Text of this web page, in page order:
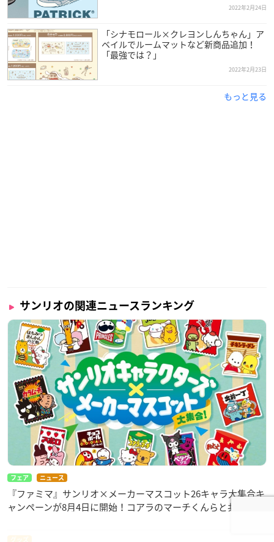
2022年2月24日
「シナモロール×クレヨンしんちゃん」ア
ベイルでルームマットなど新商品追加！
「最強では？」
2022年2月23日
もっと見る
サンリオの関連ニュースランキング
フェア ニュース
『ファミマ』サンリオ×メーカーマスコット26キャラ大集合キ
ャンペーンが8月4日に開始！コアラのマーチくんらと共演
グッズ